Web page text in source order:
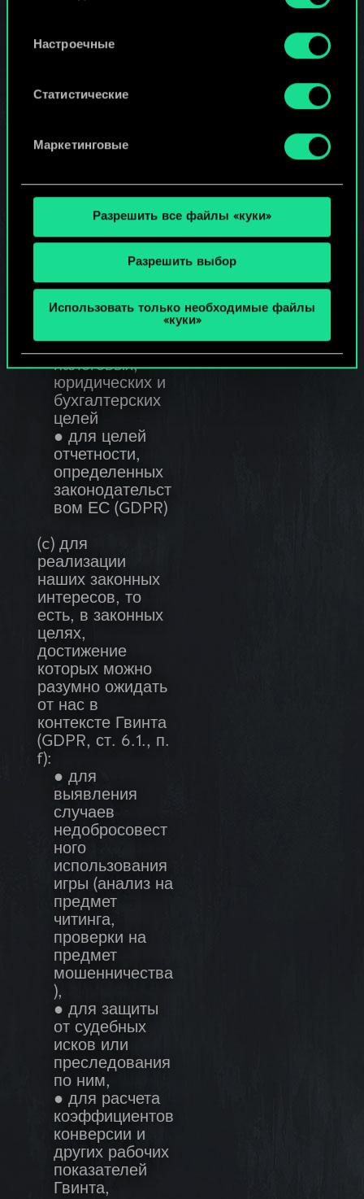
Найти подробную информацию о том, как мы
используем ваши файлы cookie, и изменить
«Настройки» ниже.
Настроечные
Статистические
Маркетинговые
Разрешить все файлы «куки»
Разрешить выбор
Использовать только необходимые файлы
«куки»
баллов
мероприятий,
ния служб
поддержки,
выполнения
обязательств
(GDPR, ст. 6.1., п.
налоговых,
юридических и
бухгалтерских
целей
● для целей
отчетности,
определенных
законодательст
вом ЕС (GDPR)
(c) для
реализации
наших законных
интересов, то
есть, в законных
целях,
достижение
которых можно
разумно ожидать
от нас в
контексте Гвинта
(GDPR, ст. 6.1., п.
f):
● для
выявления
случаев
недобросовест
ного
использования
игры (анализ на
предмет
читинга,
проверки на
предмет
мошенничества
),
● для защиты
от судебных
исков или
преследования
по ним,
● для расчета
коэффициентов
конверсии и
других рабочих
показателей
Гвинта,